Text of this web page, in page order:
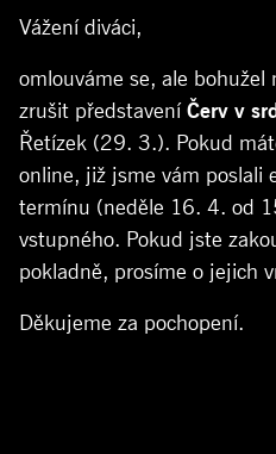
Vážení diváci,
omlouváme se, ale
zrušit představení Červ v
Řetízek (29. 3.). Pokud
online, již jsme vám poslali
termínu (neděle 16. 4. od
vstupného. Pokud jste
pokladně, prosíme o jejich
Děkujeme za pochopení.